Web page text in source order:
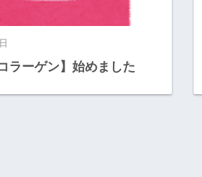
ラーゲン】始めました